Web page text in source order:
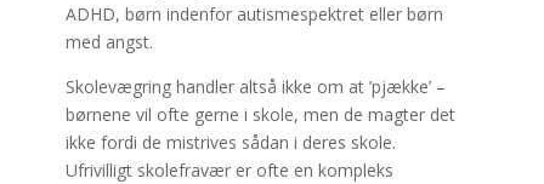
ADHD, børn indenfor autismespektret eller børn
med angst.
Skolevægring handler altså ikke om at ’pjække’ –
børnene vil ofte gerne i skole, men de magter det
ikke fordi de mistrives sådan i deres skole.
Ufrivilligt skolefravær er ofte en kompleks